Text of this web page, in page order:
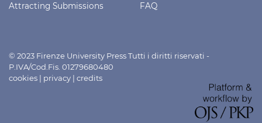
Attracting Submissions
FAQ
© 2023 Firenze University Press Tutti i diritti riservati -
P.IVA/Cod.Fis. 01279680480
cookies | privacy | credits